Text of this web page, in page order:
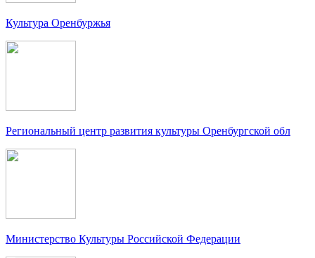
Культура Оренбуржья
Региональный центр развития культуры Оренбургской обл
Министерство Культуры Российской Федерации